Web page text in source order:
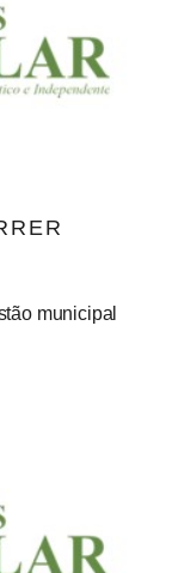
municipal